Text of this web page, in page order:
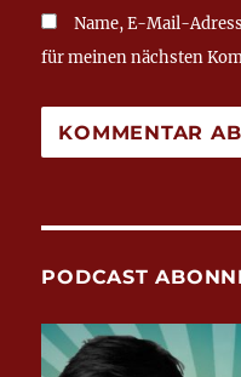
Name, E-Mail-
für meinen nächsten
PODCAST